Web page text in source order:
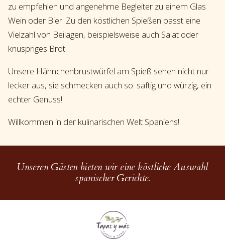
zu empfehlen und angenehme Begleiter zu einem Glas
Wein oder Bier. Zu den köstlichen Spießen passt eine
Vielzahl von Beilagen, beispielsweise auch Salat oder
knuspriges Brot.
Unsere Hähnchenbrustwürfel am Spieß sehen nicht nur
lecker aus, sie schmecken auch so: saftig und würzig, ein
echter Genuss!
Willkommen in der kulinarischen Welt Spaniens!
Unseren Gästen bieten wir eine köstliche Auswahl
spanischer Gerichte.